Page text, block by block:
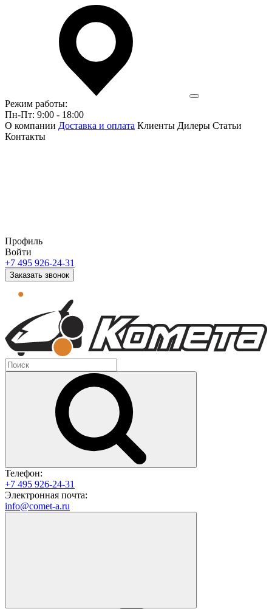
Режим работы:
Пн-Пт: 9:00 - 18:00
О компании Доставка и оплата Клиенты Дилеры Статьи
Контакты
Профиль
Войти
+7 495 926-24-31
Заказать звонок
Телефон:
+7 495 926-24-31
Электронная почта:
info@comet-a.ru